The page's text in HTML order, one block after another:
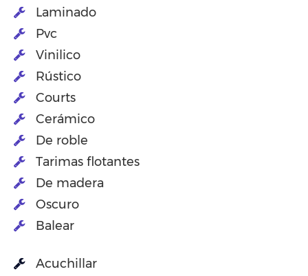
Laminado
Pvc
Vinilico
Rústico
Courts
Cerámico
De roble
Tarimas flotantes
De madera
Oscuro
Balear
Acuchillar